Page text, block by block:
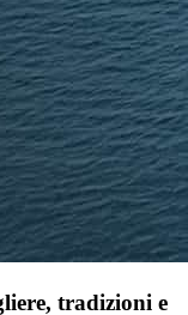
tradizioni e